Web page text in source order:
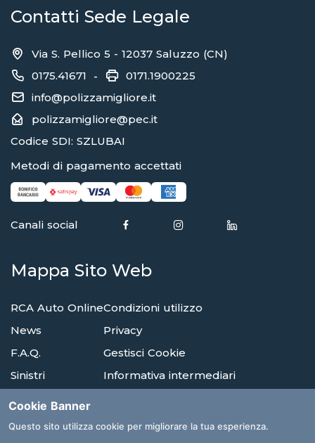
Contatti Sede Legale
Via S. Pellico 5 - 12037 Saluzzo (CN)
0175.41671 -
0171.1900225
info@polizzamigliore.it
polizzamigliore@pec.it
Codice SDI: SZLUBAI
Metodi di pagamento accettati
Canali social
Mappa Sito Web
RCA Auto Online
News
F.A.Q.
Sinistri
Agenzie
Condizioni utilizzo
Privacy
Gestisci Cookie
Informativa intermediari
Glossario
Cookie Banner
Questo sito utilizza cookie per migliorare la tua esperienza.